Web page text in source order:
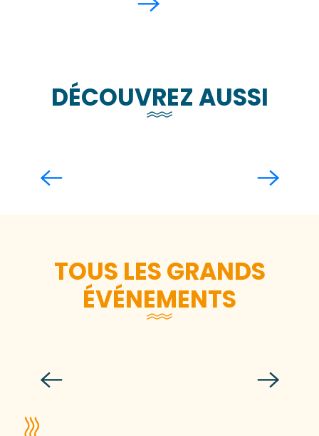
DÉCOUVREZ AUSSI
TOUS LES GRANDS
ÉVÉNEMENTS